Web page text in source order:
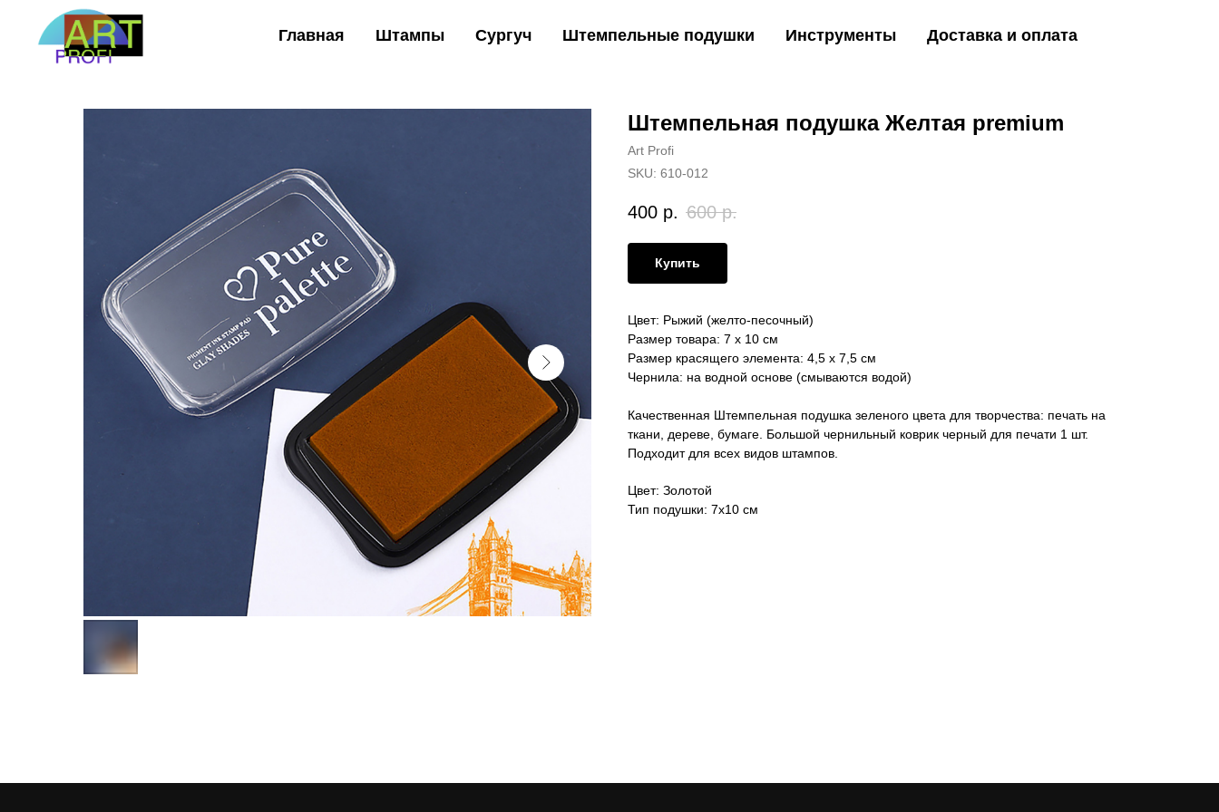
Главная Штампы Сургуч Штемпельные подушки Инструменты Доставка и оплата
Штемпельная подушка Желтая premium
Art Profi
SKU: 610-012
400 р. 600 р.
Купить
Цвет: Рыжий (желто-песочный)
Размер товара: 7 х 10 см
Размер красящего элемента: 4,5 х 7,5 см
Чернила: на водной основе (смываются водой)
Качественная Штемпельная подушка зеленого цвета для творчества: печать на
ткани, дереве, бумаге. Большой чернильный коврик черный для печати 1 шт.
Подходит для всех видов штампов.
Цвет: Золотой
Тип подушки: 7х10 см